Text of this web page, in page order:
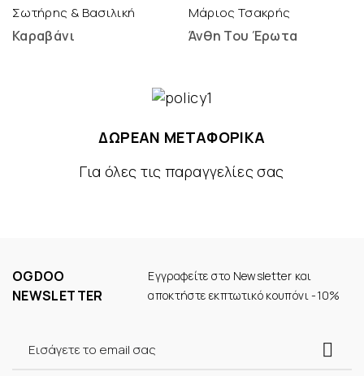
Σωτήρης & Βασιλική
Καραβάνι
Μάριος Τσακρής
Άνθη Του Έρωτα
ΔΩΡΕΑΝ ΜΕΤΑΦΟΡΙΚΑ
Για όλες τις παραγγελίες σας
OGDOO
NEWSLETTER
Εγγραφείτε στο Newsletter και
αποκτήστε εκπτωτικό κουπόνι -10%